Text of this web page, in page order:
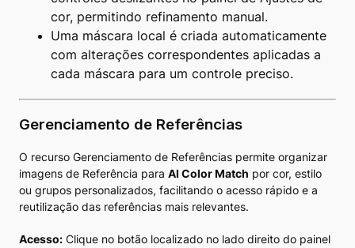
cor, permitindo refinamento manual.
Uma máscara local é criada automaticamente
com alterações correspondentes aplicadas a
cada máscara para um controle preciso.
Gerenciamento de Referências
O recurso Gerenciamento de Referências permite organizar
imagens de Referência para AI Color Match por cor, estilo
ou grupos personalizados, facilitando o acesso rápido e a
reutilização das referências mais relevantes.
Acesso: Clique no botão localizado no lado direito do painel